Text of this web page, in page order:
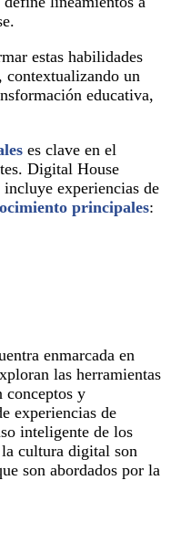
estas habilidades
contextualizando un
educativa,
es clave en el
Digital House
experiencias de
principales:
enmarcada en
las herramientas
conceptos y
experiencias de
inteligente de los
cultura digital son
son abordados por la